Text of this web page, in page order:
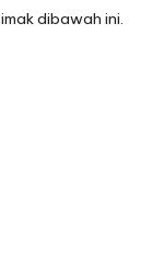
dibawah ini.